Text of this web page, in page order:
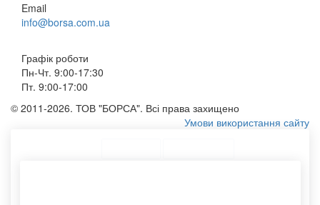
Email
info@borsa.com.ua
Графік роботи
Пн-Чт. 9:00-17:30
Пт. 9:00-17:00
© 2011-2026. ТОВ "БОРСА". Всі права захищено
Умови використання сайту